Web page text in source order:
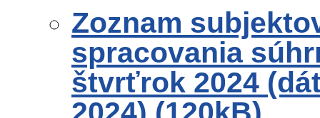
Zoznam
spracovania
štvrťrok 2024